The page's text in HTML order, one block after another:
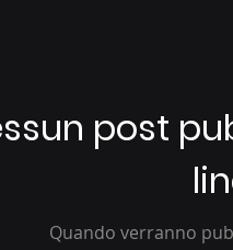
post
Quando verranno